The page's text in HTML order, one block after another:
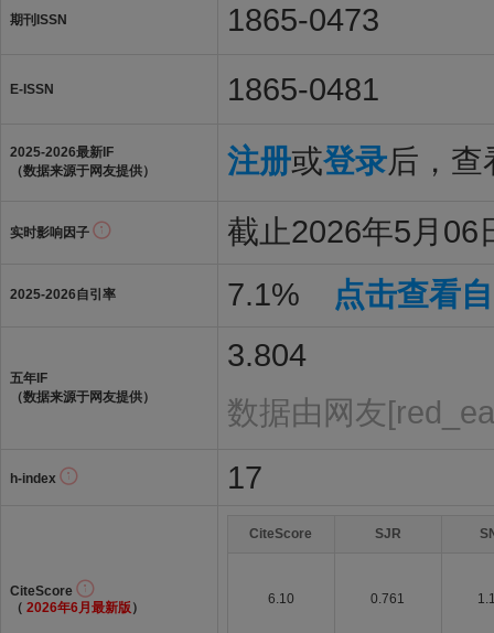
期刊ISSN 1865-0473
E-ISSN 1865-0481
2025-2026最新IF
（数据来源于网友提供）
注册或登录后，查
实时影响因子 截止2026年5月06
2025-2026自引率 7.1% 点击查看
五年IF
（数据来源于网友提供）
3.804
数据由网友
h-index 17
CiteScore
（ 2026年6月最新版 ）
CiteScore SJR
6.10 0.761